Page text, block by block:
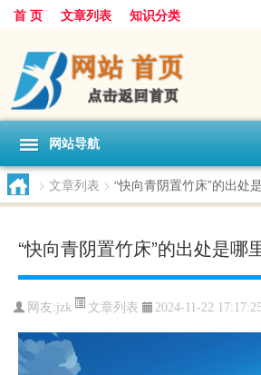
首 页 文章列表 知识分类
网站导航
> 文章列表 > “快向青阴置竹床”的出处
“快向青阴置竹床”的出处是哪
网友:jzk 文章列表 2024-11-22